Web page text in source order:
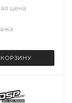
цена
КОРЗИНУ